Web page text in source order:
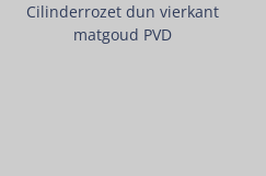
Cilinderrozet dun vierkant
matgoud PVD